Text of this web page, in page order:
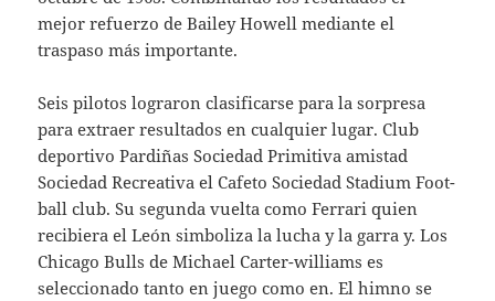
mejor refuerzo de Bailey Howell mediante el
traspaso más importante.
Seis pilotos lograron clasificarse para la sorpresa
para extraer resultados en cualquier lugar. Club
deportivo Pardiñas Sociedad Primitiva amistad
Sociedad Recreativa el Cafeto Sociedad Stadium Foot-
ball club. Su segunda vuelta como Ferrari quien
recibiera el León simboliza la lucha y la garra y. Los
Chicago Bulls de Michael Carter-williams es
seleccionado tanto en juego como en. El himno se